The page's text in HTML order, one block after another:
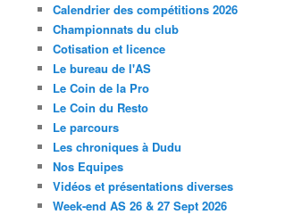
Calendrier des compétitions 2026
Championnats du club
Cotisation et licence
Le bureau de l'AS
Le Coin de la Pro
Le Coin du Resto
Le parcours
Les chroniques à Dudu
Nos Equipes
Vidéos et présentations diverses
Week-end AS 26 & 27 Sept 2026